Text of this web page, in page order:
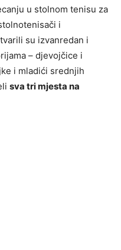
u stolnom tenisu za
i
su izvanredan i
– djevojčice i
i mladići srednjih
sva tri mjesta na